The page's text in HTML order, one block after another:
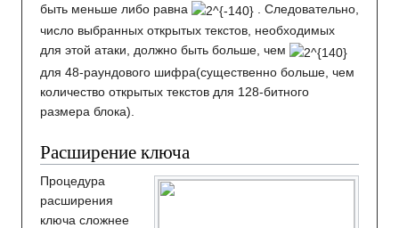
быть меньше либо равна
. Следовательно,
число выбранных открытых текстов, необходимых
для этой атаки, должно быть больше, чем
для 48-раундового шифра(существенно больше, чем
количество открытых текстов для 128-битного
размера блока).
Расширение ключа
Процедура
расширения
ключа сложнее